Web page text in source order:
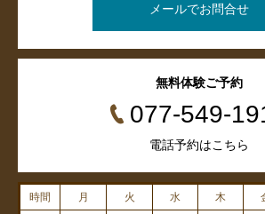
メールでお問合せ
無料体験ご予約
077-549-
電話予約はこちら
時間 月 火 水 木